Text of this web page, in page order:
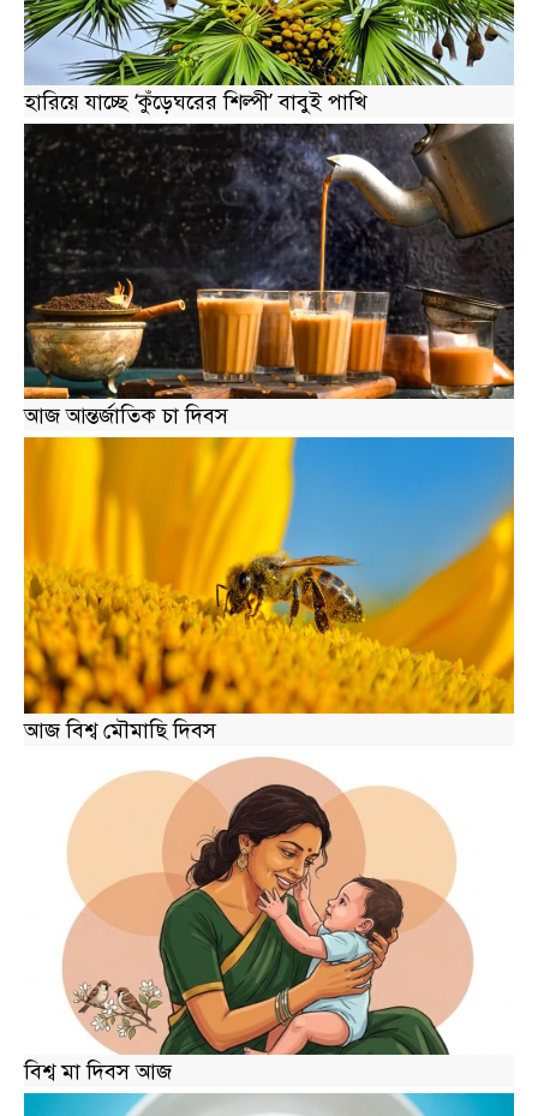
হারিয়ে যাচ্ছে ‘কুঁড়েঘরের শিল্পী’ বাবুই পাখি
আজ আন্তর্জাতিক চা দিবস
আজ বিশ্ব মৌমাছি দিবস
বিশ্ব মা দিবস আজ